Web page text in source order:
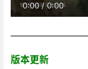
0:00/0:00
版本更新